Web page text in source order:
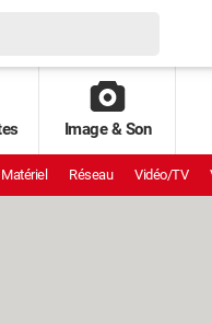
Image & Son
Matériel Réseau Vidéo/TV